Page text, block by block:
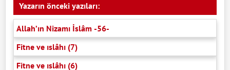
Yazarın önceki yazıları:
Allah’ın Nizamı İslâm -56-
Fitne ve ıslâhı (7)
Fitne ve ıslâhı (6)